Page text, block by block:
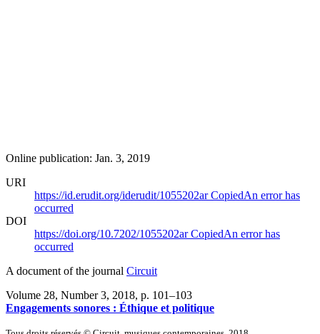
Online publication: Jan. 3, 2019
URI
https://id.erudit.org/iderudit/1055202arCopiedAn error has
occurred
DOI
https://doi.org/10.7202/1055202arCopiedAn error has
occurred
A document of the journal Circuit
Volume 28, Number 3, 2018, p. 101–103
Engagements sonores : Éthique et politique